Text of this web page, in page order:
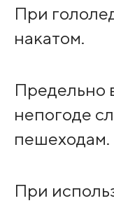
При
накатом.
Предельно
непогоде
пешеходам.
При